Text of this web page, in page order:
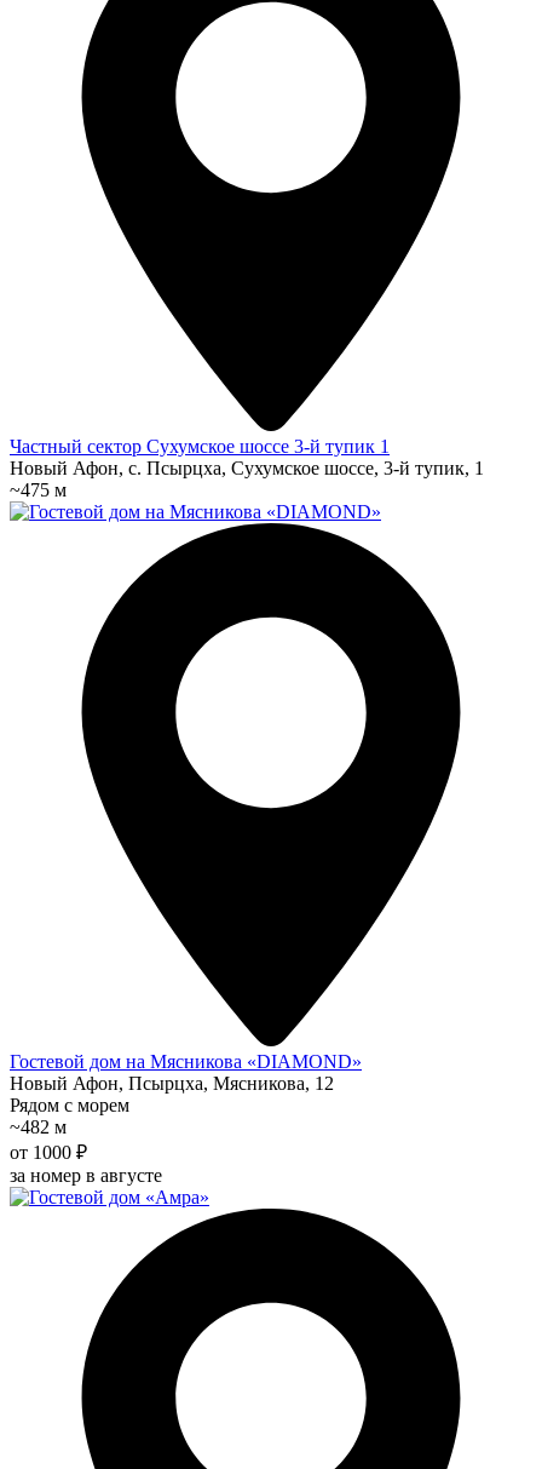
Частный сектор Сухумское шоссе 3-й тупик 1
Новый Афон, с. Псырцха, Сухумское шоссе, 3-й тупик, 1
~475 м
Гостевой дом на Мясникова «DIAMOND»
Новый Афон, Псырцха, Мясникова, 12
Рядом с морем
~482 м
от 1000 ₽
за номер в августе